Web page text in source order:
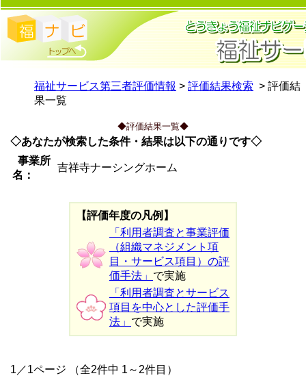
福祉サービス第三者評価情報 > 評価結果検索 > 評価結
果一覧
◆評価結果一覧◆
◇あなたが検索した条件・結果は以下の通りです◇
事業所
名：
吉祥寺ナーシングホーム
【評価年度の凡例】
「利用者調査と事業評価
（組織マネジメント項
目・サービス項目）の評
価手法」 で実施
「利用者調査とサービス
項目を中心とした評価手
法」 で実施
1／1ページ （全2件中 1～2件目）